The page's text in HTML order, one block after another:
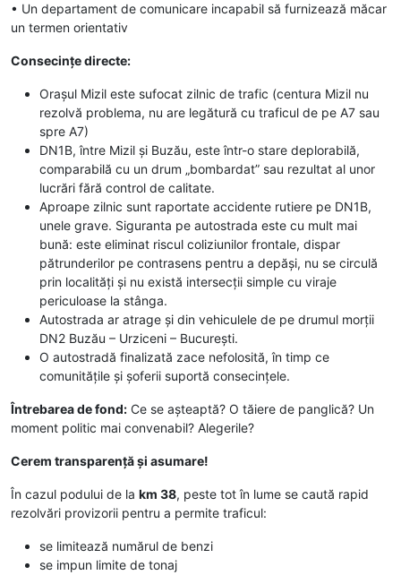
• Un departament de comunicare incapabil să furnizează măcar
un termen orientativ
Consecințe directe:
Orașul Mizil este sufocat zilnic de trafic (centura Mizil nu
rezolvă problema, nu are legătură cu traficul de pe A7 sau
spre A7)
DN1B, între Mizil și Buzău, este într-o stare deplorabilă,
comparabilă cu un drum „bombardat” sau rezultat al unor
lucrări fără control de calitate.
Aproape zilnic sunt raportate accidente rutiere pe DN1B,
unele grave. Siguranta pe autostrada este cu mult mai
bună: este eliminat riscul coliziunilor frontale, dispar
pătrunderilor pe contrasens pentru a depăși, nu se circulă
prin localități și nu există intersecții simple cu viraje
periculoase la stânga.
Autostrada ar atrage și din vehiculele de pe drumul morții
DN2 Buzău – Urziceni – București.
O autostradă finalizată zace nefolosită, în timp ce
comunitățile și șoferii suportă consecințele.
Întrebarea de fond: Ce se așteaptă? O tăiere de panglică? Un
moment politic mai convenabil? Alegerile?
Cerem transparență și asumare!
În cazul podului de la km 38, peste tot în lume se caută rapid
rezolvări provizorii pentru a permite traficul:
se limitează numărul de benzi
se impun limite de tonaj